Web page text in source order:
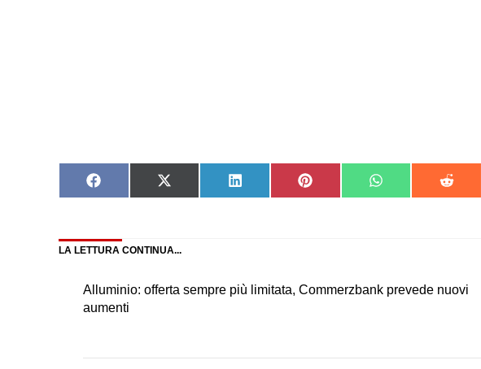
Share
on
Share
on
Share
on
Share
on
Share
on
Share
on
LA LETTURA CONTINUA...
Alluminio: offerta sempre più limitata, Commerzbank prevede nuovi
aumenti